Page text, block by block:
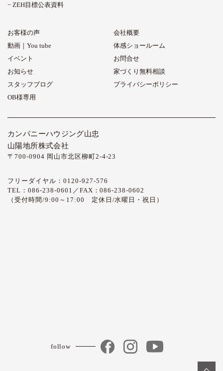
ZEH目標公表資料
お客様の声
動画｜You tube
イベント
お知らせ
スタッフブログ
OB様専用
会社概要
体感ショールーム
お問合せ
家づくり無料相談
プライバシーポリシー
カンパニーハウジング山忠
山陽地所株式会社
〒700-0904 岡山市北区柳町2-4-23
フリーダイヤル：0120-927-576
TEL：086-238-0601／FAX：086-238-0602
（受付時間/9:00～17:00 定休日/水曜日・祝日）
follow